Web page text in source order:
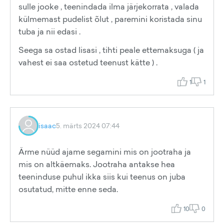
sulle jooke , teenindada ilma järjekorrata , valada
külmemast pudelist õlut , paremini koristada sinu
tuba ja nii edasi .
Seega sa ostad lisasi , tihti peale ettemaksuga ( ja
vahest ei saa ostetud teenust kätte ) .
1 1
isaac5. märts 2024 07:44
Ärme nüüd ajame segamini mis on jootraha ja
mis on altkäemaks. Jootraha antakse hea
teeninduse puhul ikka siis kui teenus on juba
osutatud, mitte enne seda.
10 0